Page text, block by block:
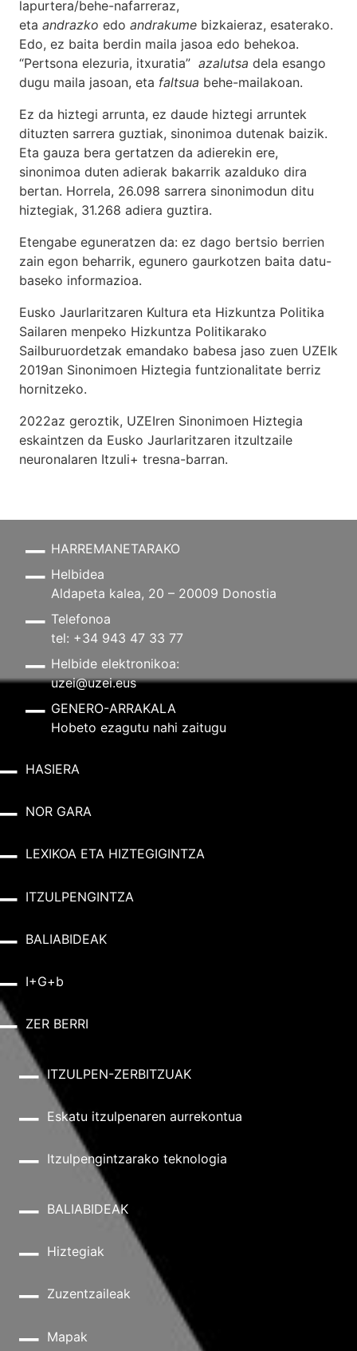
lapurtera/behe-nafarreraz,
eta andrazko edo andrakume bizkaieraz, esaterako.
Edo, ez baita berdin maila jasoa edo behekoa.
“Pertsona elezuria, itxuratia” azalutsa dela esango
dugu maila jasoan, eta faltsua behe-mailakoan.
Ez da hiztegi arrunta, ez daude hiztegi arruntek
dituzten sarrera guztiak, sinonimoa dutenak baizik.
Eta gauza bera gertatzen da adierekin ere,
sinonimoa duten adierak bakarrik azalduko dira
bertan. Horrela, 26.098 sarrera sinonimodun ditu
hiztegiak, 31.268 adiera guztira.
Etengabe eguneratzen da: ez dago bertsio berrien
zain egon beharrik, egunero gaurkotzen baita datu-
baseko informazioa.
Eusko Jaurlaritzaren Kultura eta Hizkuntza Politika
Sailaren menpeko Hizkuntza Politikarako
Sailburuordetzak emandako babesa jaso zuen UZEIk
2019an Sinonimoen Hiztegia funtzionalitate berriz
hornitzeko.
2022az geroztik, UZEIren Sinonimoen Hiztegia
eskaintzen da Eusko Jaurlaritzaren itzultzaile
neuronalaren Itzuli+ tresna-barran.
HARREMANETARAKO
Helbidea
Aldapeta kalea, 20 – 20009 Donostia
Telefonoa
tel: +34 943 47 33 77
Helbide elektronikoa:
uzei@uzei.eus
GENERO-ARRAKALA
Hobeto ezagutu nahi zaitugu
HASIERA
NOR GARA
LEXIKOA ETA HIZTEGIGINTZA
ITZULPENGINTZA
BALIABIDEAK
I+G+b
ZER BERRI
ITZULPEN-ZERBITZUAK
Eskatu itzulpenaren aurrekontua
Itzulpengintzarako teknologia
BALIABIDEAK
Hiztegiak
Zuzentzaileak
Mapak